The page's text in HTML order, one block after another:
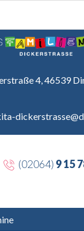
4, 46539
(02064) 9 15